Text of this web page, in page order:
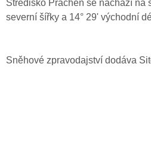
Středisko Prácheň se nachází na
severní šířky a 14° 29' východní
Sněhové zpravodajství dodáva